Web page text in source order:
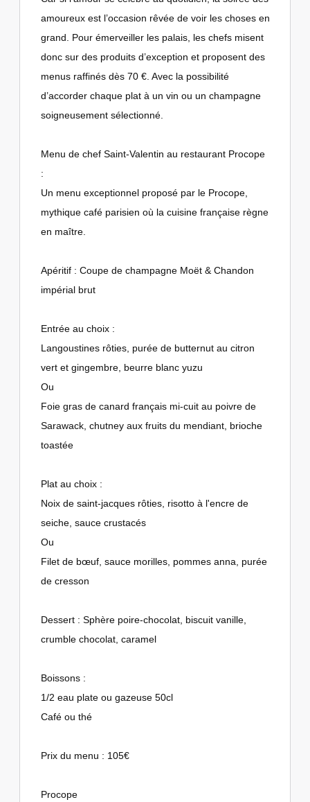
amoureux est l’occasion rêvée de voir les choses en
grand. Pour émerveiller les palais, les chefs misent
donc sur des produits d’exception et proposent des
menus raffinés dès 70 €. Avec la possibilité
d’accorder chaque plat à un vin ou un champagne
soigneusement sélectionné.
Menu de chef Saint-Valentin au restaurant Procope
:
Un menu exceptionnel proposé par le Procope,
mythique café parisien où la cuisine française règne
en maître.
Apéritif : Coupe de champagne Moët & Chandon
impérial brut
Entrée au choix :
Langoustines rôties, purée de butternut au citron
vert et gingembre, beurre blanc yuzu
Ou
Foie gras de canard français mi-cuit au poivre de
Sarawack, chutney aux fruits du mendiant, brioche
toastée
Plat au choix :
Noix de saint-jacques rôties, risotto à l'encre de
seiche, sauce crustacés
Ou
Filet de bœuf, sauce morilles, pommes anna, purée
de cresson
Dessert : Sphère poire-chocolat, biscuit vanille,
crumble chocolat, caramel
Boissons :
1/2 eau plate ou gazeuse 50cl
Café ou thé
Prix du menu : 105€
Procope